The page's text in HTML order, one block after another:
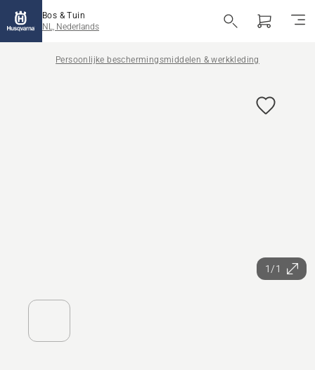
Bos & Tuin
NL, Nederlands
Persoonlijke beschermingsmiddelen & werkkleding
1/1